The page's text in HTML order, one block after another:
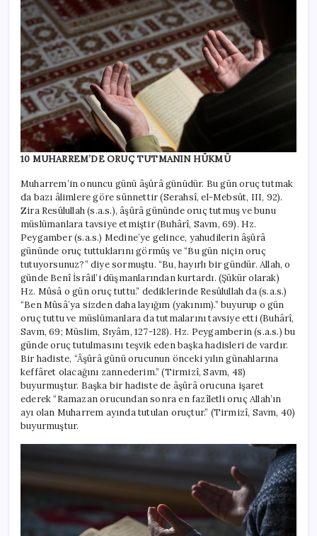
10 MUHARREM’DE ORUÇ TUTMANIN HÜKMÜ
Muharrem’in onuncu günü âşûrâ günüdür. Bu gün oruç tutmak
da bazı âlimlere göre sünnettir (Serahsî, el-Mebsût, III, 92).
Zira Resûlullah (s.a.s.), âşûrâ gününde oruç tutmuş ve bunu
müslümanlara tavsiye etmiştir (Buhârî, Savm, 69). Hz.
Peygamber (s.a.s.) Medine’ye gelince, yahudilerin âşûrâ
gününde oruç tuttuklarını görmüş ve “Bu gün niçin oruç
tutuyorsunuz?” diye sormuştu. “Bu, hayırlı bir gündür. Allah, o
günde Benî İsrâil’i düşmanlarından kurtardı. (Şükür olarak)
Hz. Mûsâ o gün oruç tuttu.” dediklerinde Resûlullah da (s.a.s.)
“Ben Mûsâ’ya sizden daha layığım (yakınım).” buyurup o gün
oruç tuttu ve müslümanlara da tutmalarını tavsiye etti (Buhârî,
Savm, 69; Müslim, Sıyâm, 127-128). Hz. Peygamberin (s.a.s.) bu
günde oruç tutulmasını teşvik eden başka hadisleri de vardır.
Bir hadiste, “Âşûrâ günü orucunun önceki yılın günahlarına
keffâret olacağını zannederim.” (Tirmizî, Savm, 48)
buyurmuştur. Başka bir hadiste de âşûrâ orucuna işaret
ederek “Ramazan orucundan sonra en fazîletli oruç Allah’ın
ayı olan Muharrem ayında tutulan oruçtur.” (Tirmizî, Savm, 40)
buyurmuştur.